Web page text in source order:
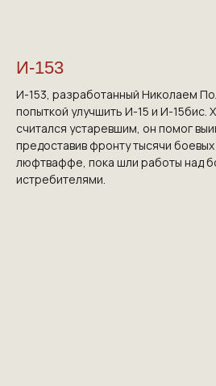
И-153
И-153, разработанный Николаем
попыткой улучшить И-15 и И-15бис.
считался устаревшим, он помог
предоставив фронту тысячи
люфтваффе, пока шли работы над
истребителями.